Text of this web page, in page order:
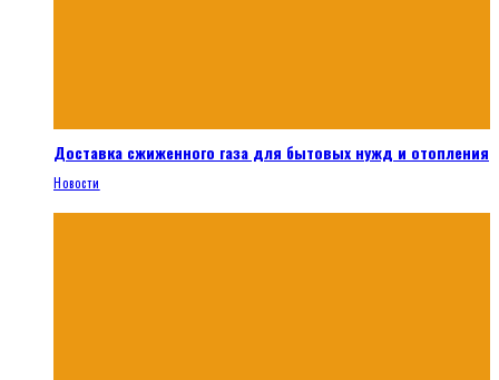
Доставка сжиженного газа для бытовых нужд и отопления
Новости